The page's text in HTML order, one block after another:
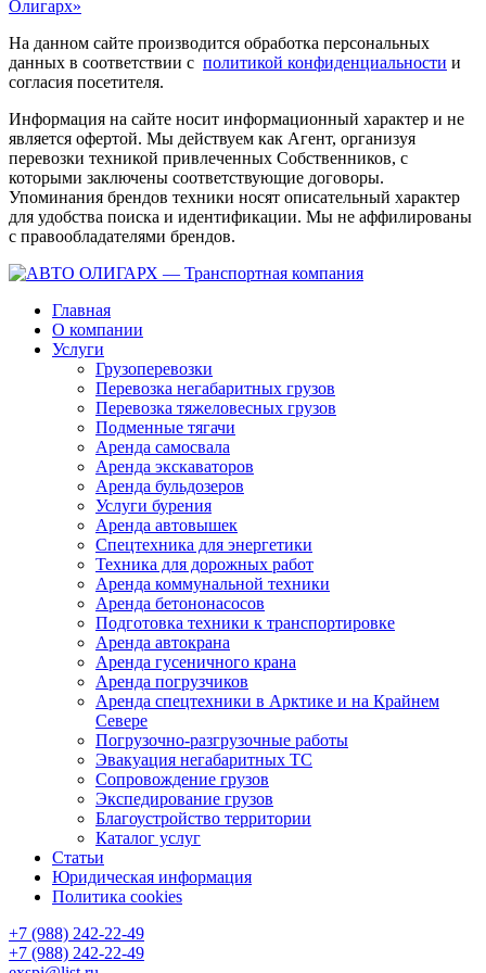
Олигарх»
На данном сайте производится обработка персональных
данных в соответствии с политикой конфиденциальности и
согласия посетителя.
Информация на сайте носит информационный характер и не
является офертой. Мы действуем как Агент, организуя
перевозки техникой привлеченных Собственников, с
которыми заключены соответствующие договоры.
Упоминания брендов техники носят описательный характер
для удобства поиска и идентификации. Мы не аффилированы
с правообладателями брендов.
Главная
О компании
Услуги
Грузоперевозки
Перевозка негабаритных грузов
Перевозка тяжеловесных грузов
Подменные тягачи
Аренда самосвала
Аренда экскаваторов
Аренда бульдозеров
Услуги бурения
Аренда автовышек
Спецтехника для энергетики
Техника для дорожных работ
Аренда коммунальной техники
Аренда бетононасосов
Подготовка техники к транспортировке
Аренда автокрана
Аренда гусеничного крана
Аренда погрузчиков
Аренда спецтехники в Арктике и на Крайнем
Севере
Погрузочно-разгрузочные работы
Эвакуация негабаритных ТС
Сопровождение грузов
Экспедирование грузов
Благоустройство территории
Каталог услуг
Статьи
Юридическая информация
Политика cookies
+7 (988) 242-22-49
+7 (988) 242-22-49